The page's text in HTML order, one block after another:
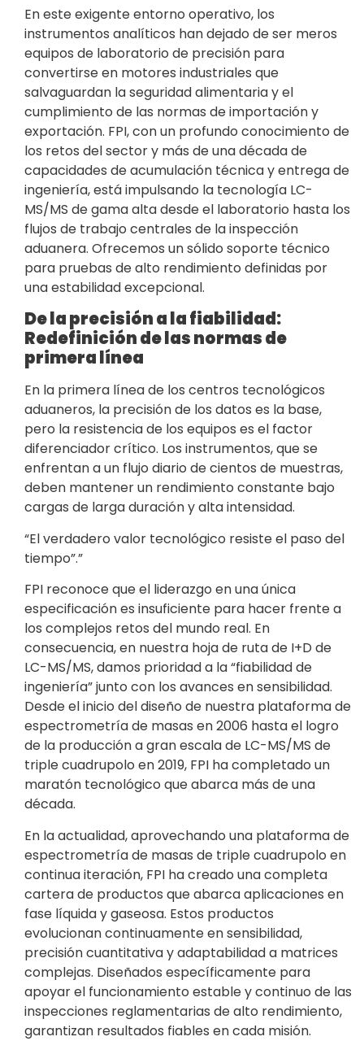
En este exigente entorno operativo, los
instrumentos analíticos han dejado de ser meros
equipos de laboratorio de precisión para
convertirse en motores industriales que
salvaguardan la seguridad alimentaria y el
cumplimiento de las normas de importación y
exportación. FPI, con un profundo conocimiento de
los retos del sector y más de una década de
capacidades de acumulación técnica y entrega de
ingeniería, está impulsando la tecnología LC-
MS/MS de gama alta desde el laboratorio hasta los
flujos de trabajo centrales de la inspección
aduanera. Ofrecemos un sólido soporte técnico
para pruebas de alto rendimiento definidas por
una estabilidad excepcional.
De la precisión a la fiabilidad:
Redefinición de las normas de
primera línea
En la primera línea de los centros tecnológicos
aduaneros, la precisión de los datos es la base,
pero la resistencia de los equipos es el factor
diferenciador crítico. Los instrumentos, que se
enfrentan a un flujo diario de cientos de muestras,
deben mantener un rendimiento constante bajo
cargas de larga duración y alta intensidad.
“El verdadero valor tecnológico resiste el paso del
tiempo”.”
FPI reconoce que el liderazgo en una única
especificación es insuficiente para hacer frente a
los complejos retos del mundo real. En
consecuencia, en nuestra hoja de ruta de I+D de
LC-MS/MS, damos prioridad a la “fiabilidad de
ingeniería” junto con los avances en sensibilidad.
Desde el inicio del diseño de nuestra plataforma de
espectrometría de masas en 2006 hasta el logro
de la producción a gran escala de LC-MS/MS de
triple cuadrupolo en 2019, FPI ha completado un
maratón tecnológico que abarca más de una
década.
En la actualidad, aprovechando una plataforma de
espectrometría de masas de triple cuadrupolo en
continua iteración, FPI ha creado una completa
cartera de productos que abarca aplicaciones en
fase líquida y gaseosa. Estos productos
evolucionan continuamente en sensibilidad,
precisión cuantitativa y adaptabilidad a matrices
complejas. Diseñados específicamente para
apoyar el funcionamiento estable y continuo de las
inspecciones reglamentarias de alto rendimiento,
garantizan resultados fiables en cada misión.